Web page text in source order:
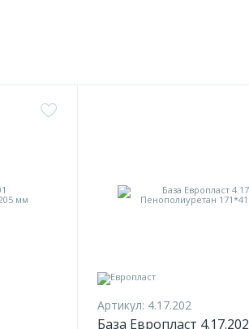
Артикул: 4.17.202
База Европласт 4.17.202